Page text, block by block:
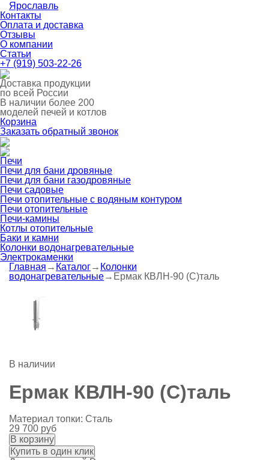
Ярославль
Контакты
Оплата и доставка
Отзывы
О компании
Статьи
+7 (919) 503-22-26
Доставка продукции
по всей России
В наличии более 200
моделей печей и котлов
Корзина
Заказать обратный звонок
Печи
Печи для бани дровяные
Печи для бани газодровяные
Печи садовые
Печи отопительные c водяным контуром
Печи отопительные
Печи-камины
Котлы отопительные
Баки и камни
Колонки водонагревательные
Электрокаменки
Главная → Каталог→ Колонки
водонагревательные→ Ермак КВЛН-90 (С)таль
В наличии
Ермак КВЛН-90 (С)таль
Материал топки: Сталь
29 700 руб
В корзину
Купить в один клик